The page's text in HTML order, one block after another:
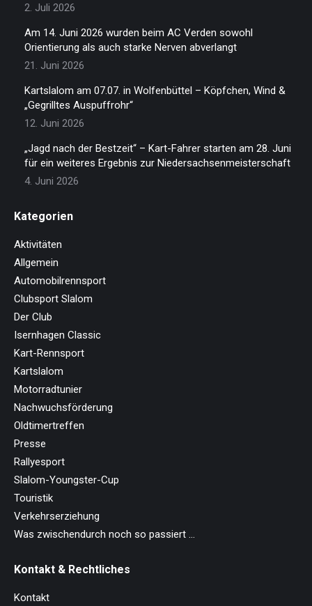
2. Juli 2026
Am 14. Juni 2026 wurden beim AC Verden sowohl
Orientierung als auch starke Nerven abverlangt
21. Juni 2026
Kartslalom am 07.07. in Wolfenbüttel – Köpfchen, Wind &
„Gegrilltes Auspuffrohr“
12. Juni 2026
„Jagd nach der Bestzeit“ – Kart-Fahrer starten am 28. Juni
für ein weiteres Ergebnis zur Niedersachsenmeisterschaft
4. Juni 2026
Kategorien
Aktivitäten
Allgemein
Automobilrennsport
Clubsport Slalom
Der Club
Isernhagen Classic
Kart-Rennsport
Kartslalom
Motorradtunier
Nachwuchsförderung
Oldtimertreffen
Presse
Rallyesport
Slalom-Youngster-Cup
Touristik
Verkehrserziehung
Was zwischendurch noch so passiert …
Kontakt & Rechtliches
Kontakt